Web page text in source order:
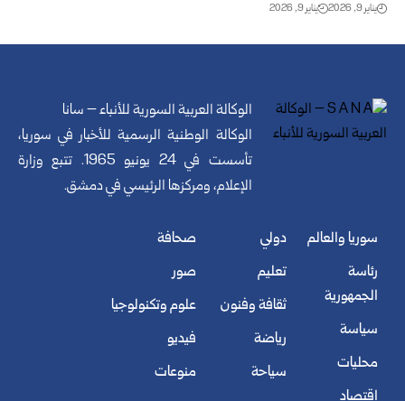
يناير 9, 2026 يناير 9, 2026
الوكالة العربية السورية للأنباء – سانا
الوكالة الوطنية الرسمية للأخبار في سوريا،
تأسست في 24 يونيو 1965. تتبع وزارة
الإعلام، ومركزها الرئيسي في دمشق.
سوريا والعالم
رئاسة
الجمهورية
سياسة
محليات
اقتصاد
دولي
تعليم
ثقافة وفنون
رياضة
سياحة
صحافة
صور
علوم وتكنولوجيا
فيديو
منوعات